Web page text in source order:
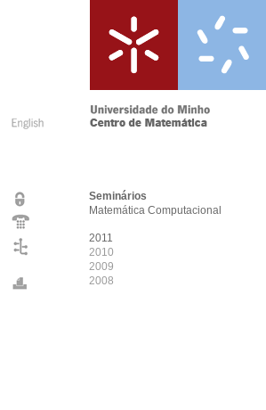
Seminários
Matemática Computacional
2011
2010
2009
2008